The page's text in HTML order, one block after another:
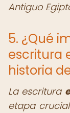
Antiguo
5. ¿Qué
escritura
historia
La escritura
etapa